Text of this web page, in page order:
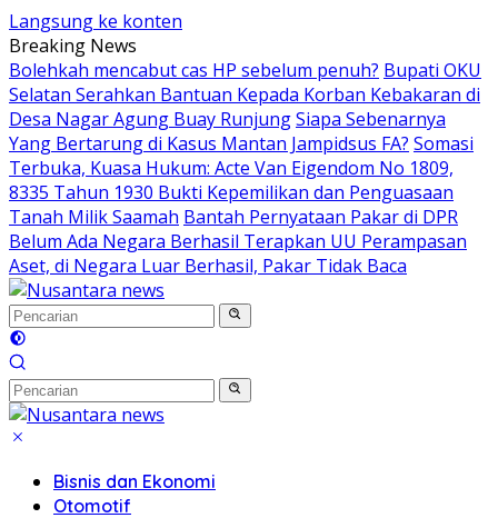
Langsung ke konten
Breaking News
Bolehkah mencabut cas HP sebelum penuh? Bupati OKU
Selatan Serahkan Bantuan Kepada Korban Kebakaran di
Desa Nagar Agung Buay RunjungSiapa Sebenarnya
Yang Bertarung di Kasus Mantan Jampidsus FA? Somasi
Terbuka, Kuasa Hukum: Acte Van Eigendom No 1809,
8335 Tahun 1930 Bukti Kepemilikan dan Penguasaan
Tanah Milik Saamah Bantah Pernyataan Pakar di DPR
Belum Ada Negara Berhasil Terapkan UU Perampasan
Aset, di Negara Luar Berhasil, Pakar Tidak Baca
Bisnis dan Ekonomi
Otomotif